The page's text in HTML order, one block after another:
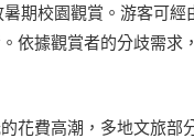
期校園觀賞。游客可經
依據觀賞者的分歧需
花費高潮，多地文旅部